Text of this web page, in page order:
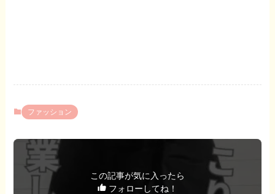
ファッション
この記事が気に入ったら
フォローしてね！